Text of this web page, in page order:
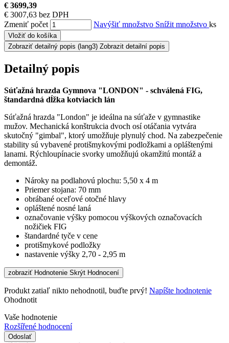
€ 3699,39
€ 3007,63 bez DPH
Zmeniť počet
Navýšiť množstvo Snížit množstvo ks
Vložiť do košíka
Zobraziť detailný popis (lang3) Zobrazit detailní popis
Detailný popis
Súťažná hrazda Gymnova "LONDON" - schválená FIG,
štandardná dĺžka kotviacich lán
Súťažná hrazda "London" je ideálna na súťaže v gymnastike
mužov. Mechanická konštrukcia dvoch osí otáčania vytvára
skutočný "gimbal", ktorý umožňuje plynulý chod. Na zabezpečenie
stability sú vybavené protišmykovými podložkami a opláštenými
lanami. Rýchloupínacie svorky umožňujú okamžitú montáž a
demontáž.
Nároky na podlahovú plochu: 5,50 x 4 m
Priemer stojana: 70 mm
obrábané oceľové otočné hlavy
opláštené nosné laná
označovanie výšky pomocou výškových označovacích
nožičiek FIG
štandardné tyče v cene
protišmykové podložky
nastavenie výšky 2,70 - 2,95 m
zobraziť Hodnotenie Skrýt Hodnocení
Produkt zatiaľ nikto nehodnotil, buďte prvý! Napíšte hodnotenie
Ohodnotit
Vaše hodnotenie
Rozšířené hodnocení
Odoslať